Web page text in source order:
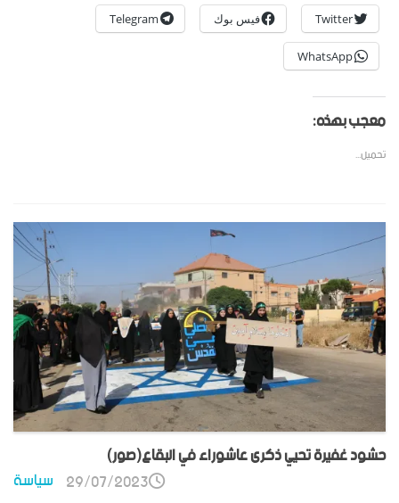
Twitter فيس بوك Telegram
WhatsApp
معجب بهذه:
تحميل...
حشود غفيرة تحيي ذكرى عاشوراء في البقاع(صور)
سياسة 29/07/2023